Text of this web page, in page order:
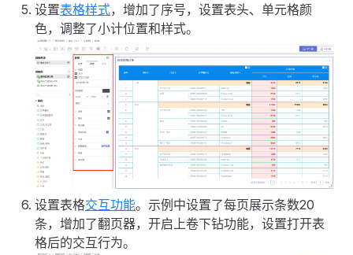
设置表格样式，增加了序号，设置表头、单元格颜
色，调整了小计位置和样式。
设置表格交互功能。示例中设置了每页展示条数20
条，增加了翻页器，开启上卷下钻功能，设置打开表
格后的交互行为。